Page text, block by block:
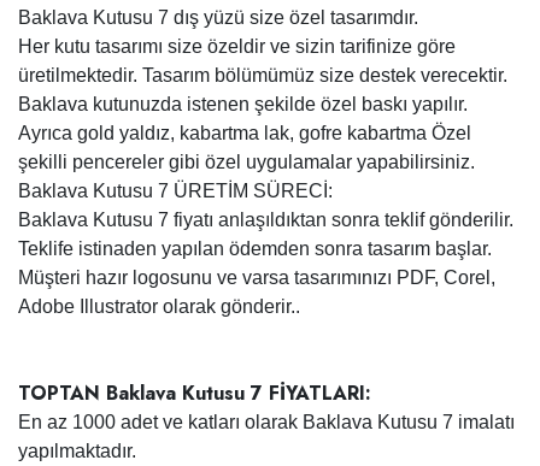
Baklava Kutusu 7 dış yüzü size özel tasarımdır.
Her kutu tasarımı size özeldir ve sizin tarifinize göre
üretilmektedir. Tasarım bölümümüz size destek verecektir.
Baklava kutunuzda istenen şekilde özel baskı yapılır.
Ayrıca gold yaldız, kabartma lak, gofre kabartma Özel
şekilli pencereler gibi özel uygulamalar yapabilirsiniz.
Baklava Kutusu 7 ÜRETİM SÜRECİ:
Baklava Kutusu 7 fiyatı anlaşıldıktan sonra teklif gönderilir.
Teklife istinaden yapılan ödemden sonra tasarım başlar.
Müşteri hazır logosunu ve varsa tasarımınızı PDF, Corel,
Adobe Illustrator olarak gönderir..
TOPTAN Baklava Kutusu 7 FİYATLARI:
En az 1000 adet ve katları olarak Baklava Kutusu 7 imalatı
yapılmaktadır.